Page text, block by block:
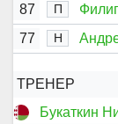
87
П
77
Н
ТРЕНЕР
Букаткин